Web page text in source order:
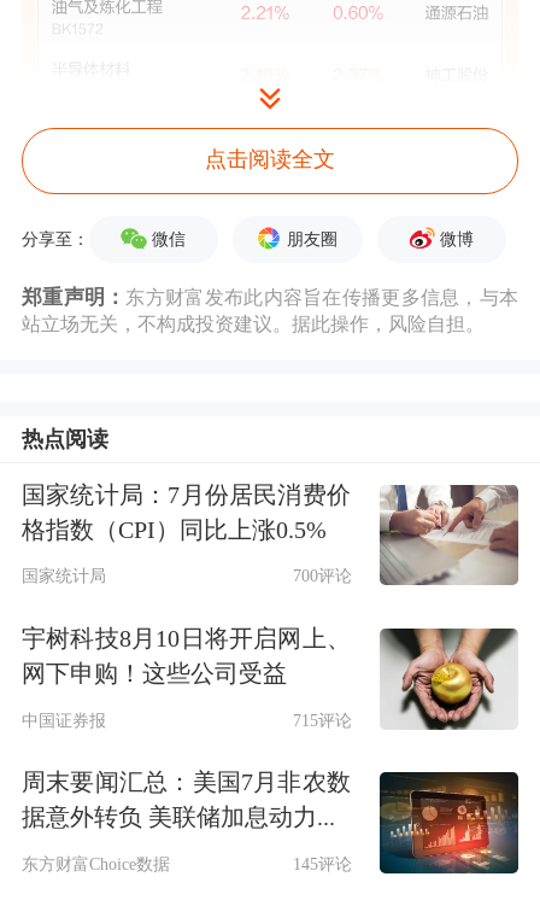
点击阅读全文
分享至： 微信 朋友圈 微博
郑重声明： 东方财富发布此内容旨在传播更多信息，与本
站立场无关，不构成投资建议。据此操作，风险自担。
热点阅读
国家统计局：7月份居民消费价
格指数（CPI）同比上涨0.5%
国家统计局 700评论
宇树科技8月10日将开启网上、
网下申购！这些公司受益
中国证券报 715评论
周末要闻汇总：美国7月非农数
据意外转负 美联储加息动力...
东方财富Choice数据 145评论